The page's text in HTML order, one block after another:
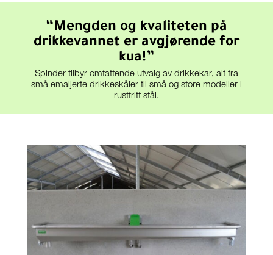
“Mengden og kvaliteten på
drikkevannet er avgjørende for
kua!”
Spinder tilbyr omfattende utvalg av drikkekar, alt fra
små emaljerte drikkeskåler til små og store modeller i
rustfritt stål.